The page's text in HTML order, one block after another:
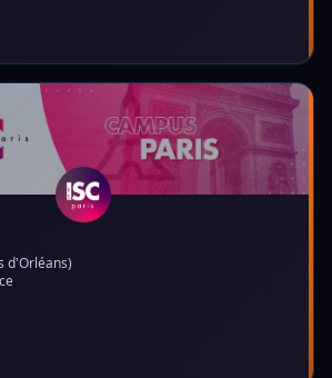
d'Orléans)